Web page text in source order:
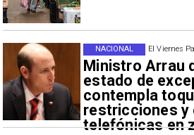
El Viernes
Ministro Arrau
estado de
contempla
restricciones y
telefónicas en
NACIONAL